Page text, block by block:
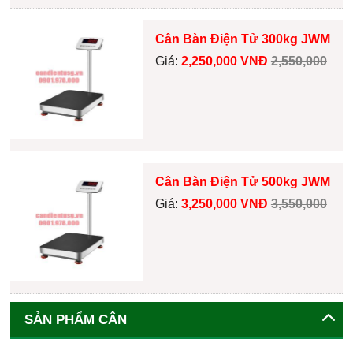
Cân Bàn Điện Tử 300kg JWM
Giá: 2,250,000 VNĐ 2,550,000
Cân Bàn Điện Tử 500kg JWM
Giá: 3,250,000 VNĐ 3,550,000
SẢN PHẨM CÂN